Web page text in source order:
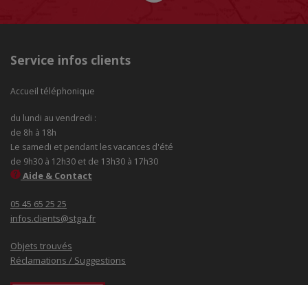
Service infos clients
Accueil téléphonique
du lundi au vendredi :
de 8h à 18h
Le samedi et pendant les vacances d'été
de 9h30 à 12h30 et de 13h30 à 17h30
Aide & Contact
05 45 65 25 25
infos.clients@stga.fr
Objets trouvés
Réclamations / Suggestions